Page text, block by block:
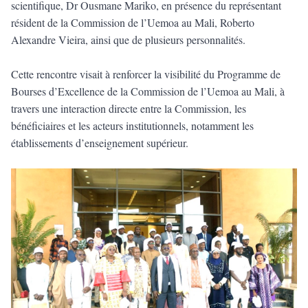
scientifique, Dr Ousmane Mariko, en présence du représentant
résident de la Commission de l’Uemoa au Mali, Roberto
Alexandre Vieira, ainsi que de plusieurs personnalités.
Cette rencontre visait à renforcer la visibilité du Programme de
Bourses d’Excellence de la Commission de l’Uemoa au Mali, à
travers une interaction directe entre la Commission, les
bénéficiaires et les acteurs institutionnels, notamment les
établissements d’enseignement supérieur.